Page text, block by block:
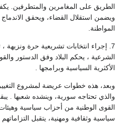
الطريق على المغامرين والمتطرفين.
ويضمن استقلال القضاء، ويحقق
المواطنة.
7. إجراء انتخابات تشريعية حرة ونزيهة
الشرعية ، يحكم البلاد وفق الدستور
الأكثرية السياسية وبرامجها .
وبعد، هذه خطوات عريضة لمشروع
والذي تحتاجه سورية، وينشده شعبها .
القوى الوطنية من أحزاب سياسية
سياسية وثقافية ومهنية، يتقبل